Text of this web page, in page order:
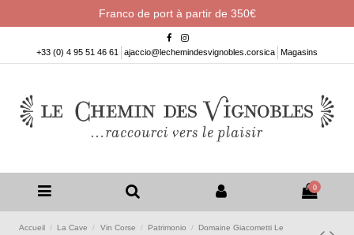
Franco de port à partir de 350€
+33 (0) 4 95 51 46 61 ajaccio@lechemindesvignobles.corsica Magasins
0
Accueil La Cave Vin Corse Patrimonio
Domaine Giacometti Le